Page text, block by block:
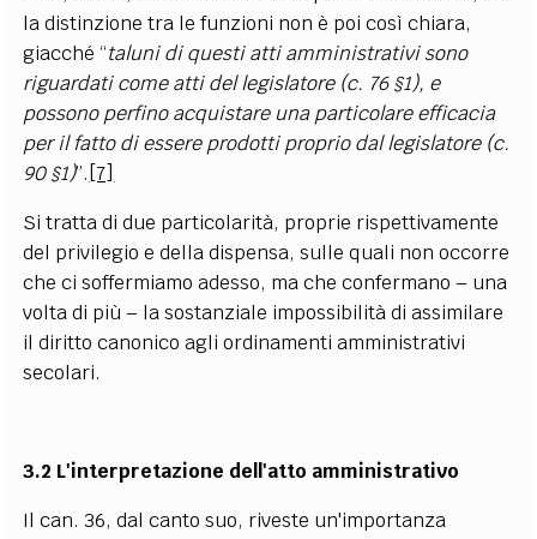
la distinzione tra le funzioni non è poi così chiara,
giacché “taluni di questi atti amministrativi sono
riguardati come atti del legislatore (c. 76 §1), e
possono perfino acquistare una particolare efficacia
per il fatto di essere prodotti proprio dal legislatore (c.
90 §1)”. [7]
Si tratta di due particolarità, proprie rispettivamente
del privilegio e della dispensa, sulle quali non occorre
che ci soffermiamo adesso, ma che confermano – una
volta di più – la sostanziale impossibilità di assimilare
il diritto canonico agli ordinamenti amministrativi
secolari.
3.2 L'interpretazione dell'atto amministrativo
Il can. 36, dal canto suo, riveste un'importanza